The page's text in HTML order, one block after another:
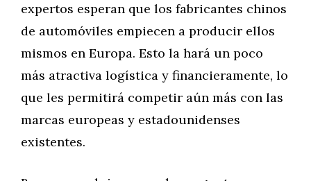
expertos esperan que los fabricantes chinos
de automóviles empiecen a producir ellos
mismos en Europa. Esto la hará un poco
más atractiva logística y financieramente, lo
que les permitirá competir aún más con las
marcas europeas y estadounidenses
existentes.